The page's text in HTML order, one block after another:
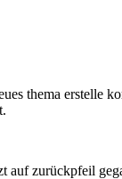
thema erstelle
auf zurückpfeil